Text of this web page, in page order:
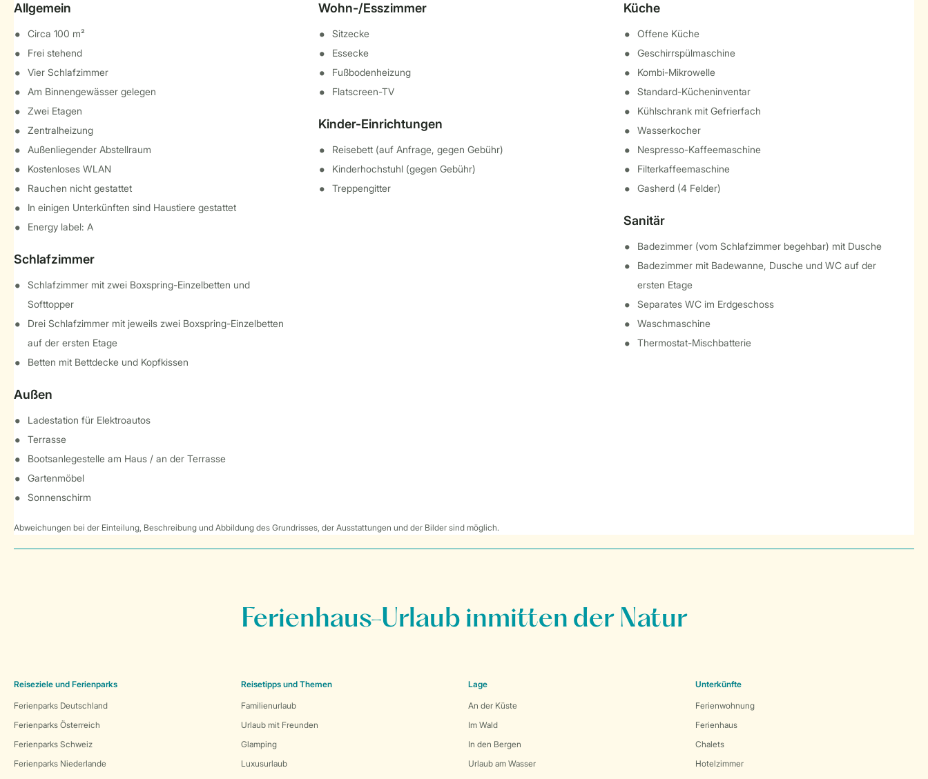
Allgemein
Circa 100 m²
Frei stehend
Vier Schlafzimmer
Am Binnengewässer gelegen
Zwei Etagen
Zentralheizung
Außenliegender Abstellraum
Kostenloses WLAN
Rauchen nicht gestattet
In einigen Unterkünften sind Haustiere gestattet
Energy label: A
Schlafzimmer
Schlafzimmer mit zwei Boxspring-Einzelbetten und
Softtopper
Drei Schlafzimmer mit jeweils zwei Boxspring-Einzelbetten
auf der ersten Etage
Betten mit Bettdecke und Kopfkissen
Außen
Ladestation für Elektroautos
Terrasse
Bootsanlegestelle am Haus / an der Terrasse
Gartenmöbel
Sonnenschirm
Wohn-/Esszimmer
Sitzecke
Essecke
Fußbodenheizung
Flatscreen-TV
Kinder-Einrichtungen
Reisebett (auf Anfrage, gegen Gebühr)
Kinderhochstuhl (gegen Gebühr)
Treppengitter
Küche
Offene Küche
Geschirrspülmaschine
Kombi-Mikrowelle
Standard-Kücheninventar
Kühlschrank mit Gefrierfach
Wasserkocher
Nespresso-Kaffeemaschine
Filterkaffeemaschine
Gasherd (4 Felder)
Sanitär
Badezimmer (vom Schlafzimmer begehbar) mit Dusche
Badezimmer mit Badewanne, Dusche und WC auf der
ersten Etage
Separates WC im Erdgeschoss
Waschmaschine
Thermostat-Mischbatterie
Abweichungen bei der Einteilung, Beschreibung und Abbildung des Grundrisses, der Ausstattungen und der Bilder sind möglich.
Ferienhaus-Urlaub inmitten der Natur
Reiseziele und Ferienparks
Ferienparks Deutschland
Ferienparks Österreich
Ferienparks Schweiz
Ferienparks Niederlande
Reisetipps und Themen
Familienurlaub
Urlaub mit Freunden
Glamping
Luxusurlaub
Lage
An der Küste
Im Wald
In den Bergen
Urlaub am Wasser
Unterkünfte
Ferienwohnung
Ferienhaus
Chalets
Hotelzimmer